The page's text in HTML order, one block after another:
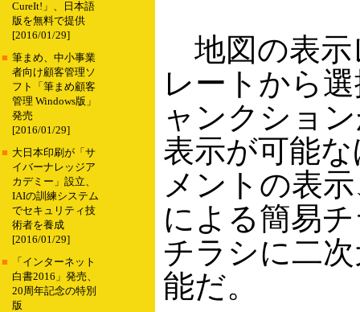
CureIt!」、日本語
版を無料で提供
[2016/01/29]
■ 筆まめ、中小事業
者向け顧客管理ソ
フト「筆まめ顧客
管理 Windows版」
発売
[2016/01/29]
■ 大日本印刷が「サ
イバーナレッジア
カデミー」設立、
IAIの訓練システム
でセキュリティ技
術者を養成
[2016/01/29]
■
「インターネット
白書2016」発売、
20周年記念の特別
版
地図の表示
レートから
ャンクショ
表示が可能
メントの表
による簡易
チラシに二
能だ。